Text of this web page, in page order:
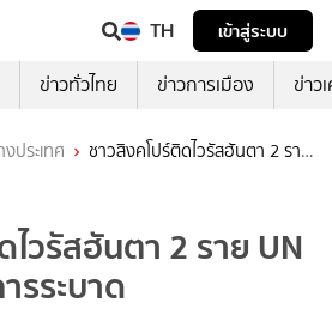
TH
เข้าสู่ระบบ
ข่าวทั่วไทย ข่าวการเมือง ข่าว
ประเทศ
ชาวสิงคโปร์ติดไวรัสฮันตา 2 ราย
วรัสฮันตา 2 ราย UN
รระบาด